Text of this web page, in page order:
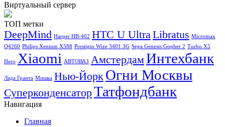
Виртуальный сервер
ТОП метки
DeepMind Harper HB-402 HTC U UltraLibratus Micromax
Q4260 Philips Xenium X588 Prestigio Wize 3401 3G Sega Genesis Gopher 2 Turbo X5
Hero Xiaomi АВТОВАЗ АмстердамИнтехбанк
Лада Гранта Мишка Нью-Йорк Огни Москвы
СуперконденсаторТатфондбанк
Навигация
Главная